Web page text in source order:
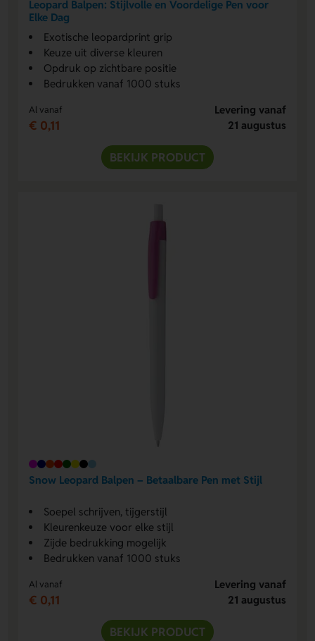
Leopard Balpen: Stijlvolle en Voordelige Pen voor
Elke Dag
Exotische leopardprint grip
Keuze uit diverse kleuren
Opdruk op zichtbare positie
Bedrukken vanaf 1000 stuks
Al vanaf
€ 0,11
Levering vanaf
21 augustus
BEKIJK PRODUCT
Snow Leopard Balpen – Betaalbare Pen met Stijl
Soepel schrijven, tijgerstijl
Kleurenkeuze voor elke stijl
Zijde bedrukking mogelijk
Bedrukken vanaf 1000 stuks
Al vanaf
€ 0,11
Levering vanaf
21 augustus
BEKIJK PRODUCT